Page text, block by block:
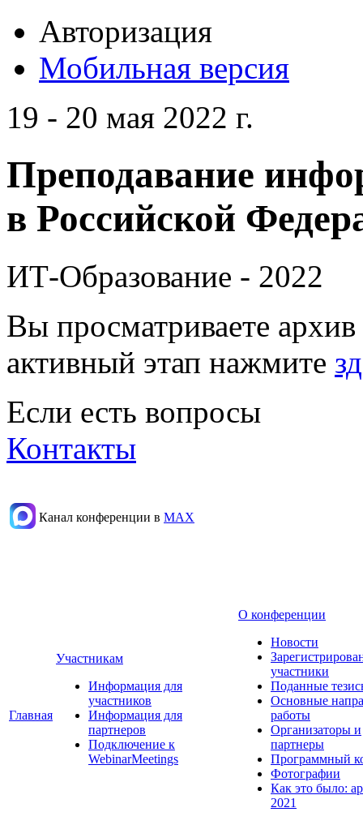
Авторизация
Мобильная версия
19 - 20 мая 2022 г.
Преподавание
в Российской
ИТ-Образование - 2022
Вы просматриваете
активный этап нажмите
Если есть вопросы
Контакты
Канал конференции в МАХ
Главная
Участникам
Информация для
участников
Информация для
партнеров
Подключение к
WebinarMeetings
О конференции
Новости
участники
Поданные
Основные
работы
Организаторы и
партнеры
Программный
Фотографии
Как это было:
2021